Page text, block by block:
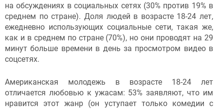
на обсуждениях в социальных сетях (30% против 19% в
среднем по стране). Доля людей в возрасте 18-24 лет,
ежедневно использующих социальные сети, такая же,
как и в среднем по стране (70%), но они проводят на 29
минут больше времени в день за просмотром видео в
соцсетях.
Американская молодежь в возрасте 18-24 лет
отличается любовью к ужасам: 53% заявляют, что им
нравится этот жанр (он уступает только комедии с